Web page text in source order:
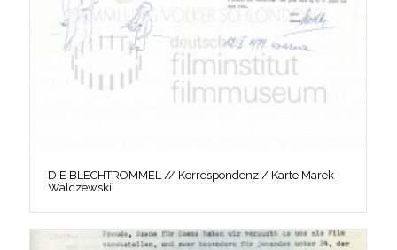
DIE BLECHTROMMEL // Korrespondenz / Karte Marek
Walczewski